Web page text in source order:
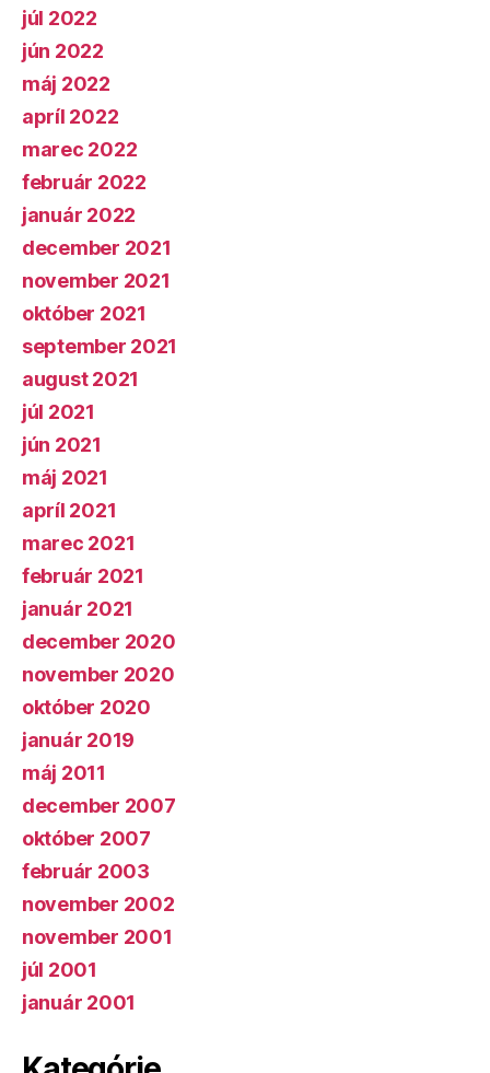
júl 2022
jún 2022
máj 2022
apríl 2022
marec 2022
február 2022
január 2022
december 2021
november 2021
október 2021
september 2021
august 2021
júl 2021
jún 2021
máj 2021
apríl 2021
marec 2021
február 2021
január 2021
december 2020
november 2020
október 2020
január 2019
máj 2011
december 2007
október 2007
február 2003
november 2002
november 2001
júl 2001
január 2001